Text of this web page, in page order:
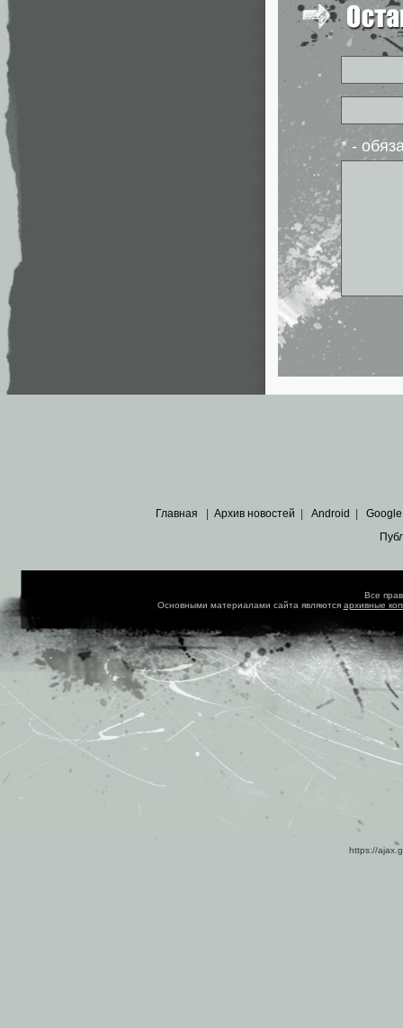
* -
Главная Архив новостей Android Google
Все
Основными материалами сайта являются архивные
https://